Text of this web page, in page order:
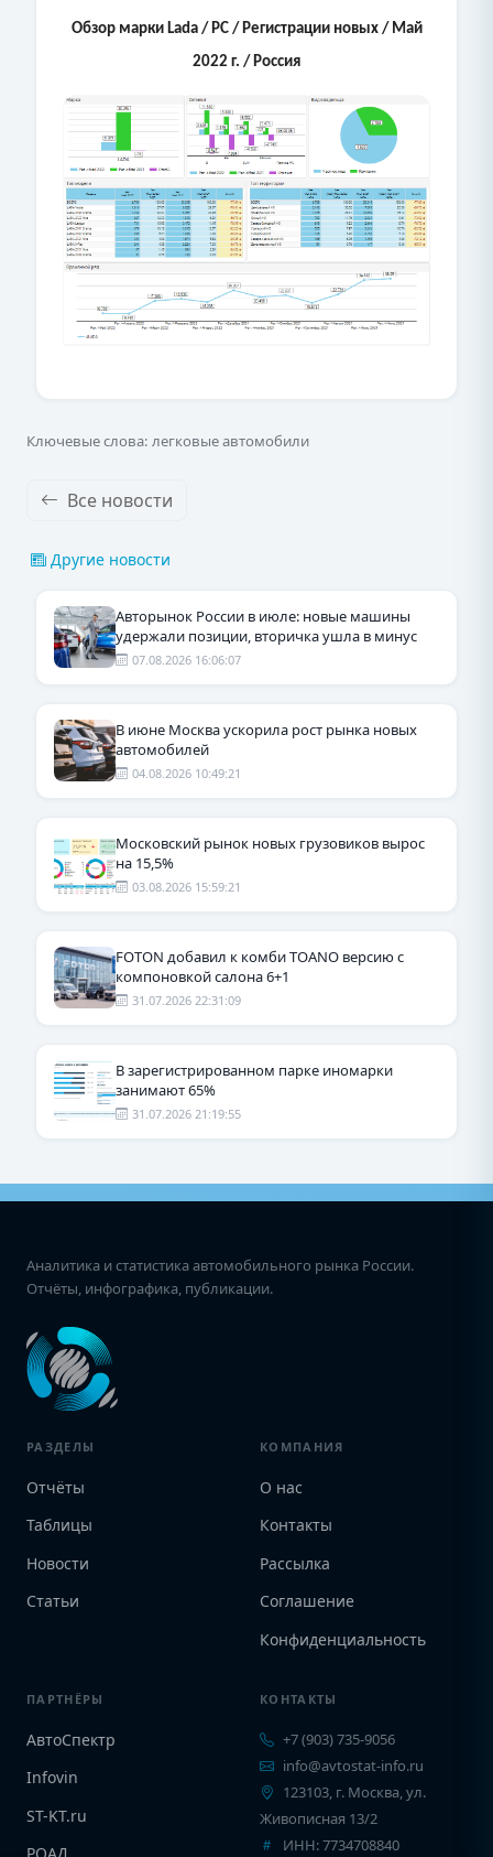
Обзор марки Lada / РС / Регистрации новых / Май
2022 г. / Россия
Ключевые слова: легковые автомобили
Все новости
Другие новости
Авторынок России в июле: новые машины
удержали позиции, вторичка ушла в минус
07.08.2026 16:06:07
В июне Москва ускорила рост рынка новых
автомобилей
04.08.2026 10:49:21
Московский рынок новых грузовиков вырос
на 15,5%
03.08.2026 15:59:21
FOTON добавил к комби TOANO версию с
компоновкой салона 6+1
31.07.2026 22:31:09
В зарегистрированном парке иномарки
занимают 65%
31.07.2026 21:19:55
Аналитика и статистика автомобильного рынка России.
Отчёты, инфографика, публикации.
РАЗДЕЛЫ
Отчёты
Таблицы
Новости
Статьи
КОМПАНИЯ
О нас
Контакты
Рассылка
Соглашение
Конфиденциальность
ПАРТНЁРЫ
АвтоСпектр
Infovin
ST-KT.ru
КОНТАКТЫ
+7 (903) 735-9056
info@avtostat-info.ru
123103, г. Москва, ул.
Живописная 13/2
ИНН: 7734708840